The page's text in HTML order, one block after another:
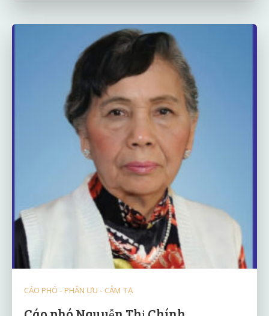
CÁO PHÓ - PHÂN ƯU - CẢM TẠ